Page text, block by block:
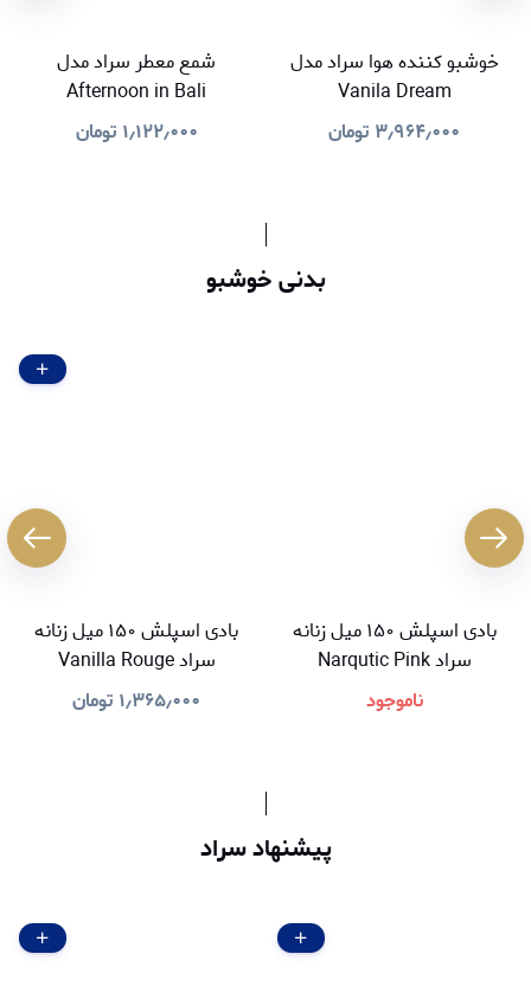
خوشبو کننده هوا سراد مدل
Vanila Dream
۳٫۹۶۴٫۰۰۰ تومان
شمع معطر سراد مدل
Afternoon in Bali
۱٫۱۲۲٫۰۰۰ تومان
بدنی خوشبو
بادی اسپلش ۱۵۰ میل زنانه
سراد Narqutic Pink
ناموجود
بادی اسپلش ۱۵۰ میل زنانه
سراد Vanilla Rouge
۱٫۳۶۵٫۰۰۰ تومان
پیشنهاد سراد